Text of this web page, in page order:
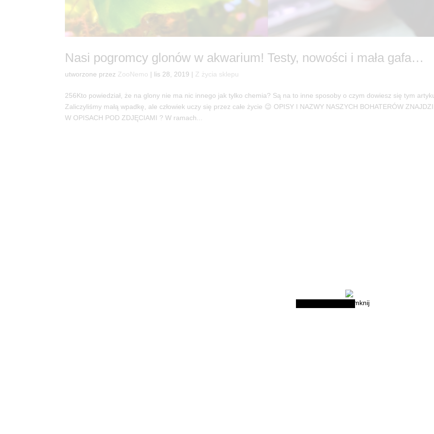
Nasi pogromcy glonów w akwarium! Testy, nowości i mała gafa…
utworzone przez ZooNemo | lis 28, 2019 | Z życia sklepu
256Kto powiedział, że na glony nie ma nic innego jak tylko chemia? Są na to inne sposoby o czym dowiesz się tym
Zaliczyliśmy małą wpadkę, ale człowiek uczy się przez całe życie 😉 OPISY I NAZWY NASZYCH BOHATERÓW
W OPISACH POD ZDJĘCIAMI ? W ramach...